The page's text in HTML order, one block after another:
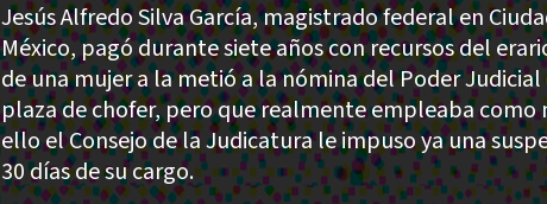
Jesús Alfredo Silva García, magistrado federal en
México, pagó durante siete años con recursos del
de una mujer a la metió a la nómina del Poder
plaza de chofer, pero que realmente empleaba como
ello el Consejo de la Judicatura le impuso ya una
30 días de su cargo.